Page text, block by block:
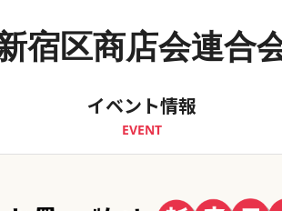
宿区商店会連合
イベント情報
EVENT